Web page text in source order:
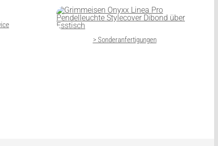
> Sonderanfertigungen